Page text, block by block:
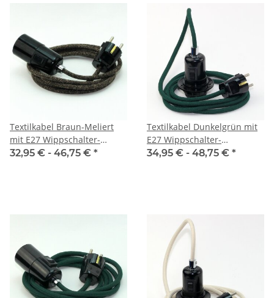
Textilkabel Braun-Meliert
mit E27 Wippschalter-
Lampenfassung Glattmantel
32,95 € - 46,75 € *
Textilkabel Dunkelgrün mit
E27 Wippschalter-
Lampenfassung
34,95 € - 48,75 € *